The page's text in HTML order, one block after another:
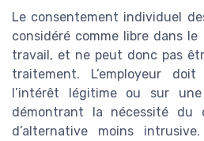
Le consentement individuel
considéré comme libre dans
travail, et ne peut donc pas
traitement. L’employeur
l’intérêt légitime ou sur
démontrant la nécessité du
d’alternative moins